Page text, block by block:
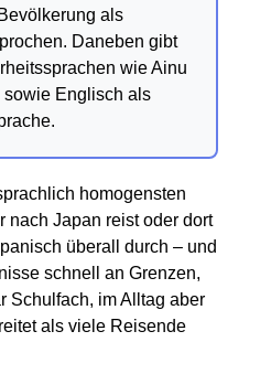
als
Daneben gibt
wie Ainu
Englisch als
homogensten
nach Japan reist oder dort
überall durch – und
schnell an Grenzen,
Schulfach, im Alltag aber
als viele Reisende